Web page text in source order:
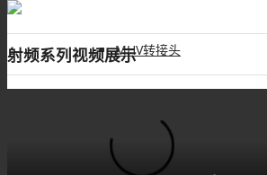
MHV转接头
M系列
射频系列视频展示